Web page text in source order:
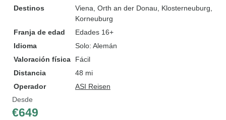
Destinos
Viena , Orth an der Donau , Klosterneuburg
Korneuburg
Franja de edad
Edades 16+
Idioma
Solo: Alemán
Valoración física
Fácil
Distancia
48 mi
Operador
ASI Reisen
Desde
€649